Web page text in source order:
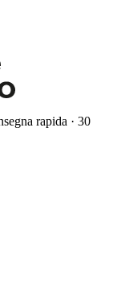
rapida · 30